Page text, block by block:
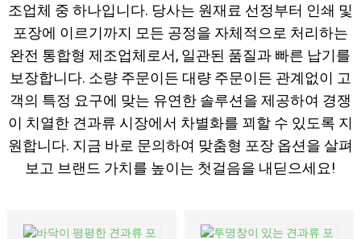
조업체 중 하나입니다. 당사는 원재료 선정부터 인쇄 및
포장에 이르기까지 모든 공정을 자체적으로 처리하는
완전 통합형 제조업체로서, 일관된 품질과 빠른 납기를
보장합니다. 소량 주문이든 대량 주문이든 관계없이 고
객의 특정 요구에 맞는 유연한 솔루션을 제공하여 경쟁
이 치열한 견과류 시장에서 차별화를 꾀할 수 있도록 지
원합니다. 지금 바로 문의하여 맞춤형 포장 옵션을 살펴
보고 브랜드 가치를 높이는 첫걸음을 내딛으세요!